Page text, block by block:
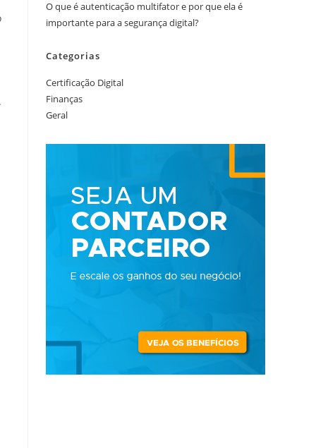
O que é autenticação multifator e por que ela é
importante para a segurança digital?
Categorias
Certificação Digital
Finanças
Geral